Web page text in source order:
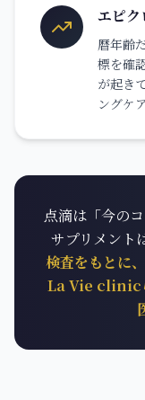
エピク
暦年齢
標を確
が起き
ングケ
点滴は「今の
サプリメント
検査をもとに
La Vie clinic